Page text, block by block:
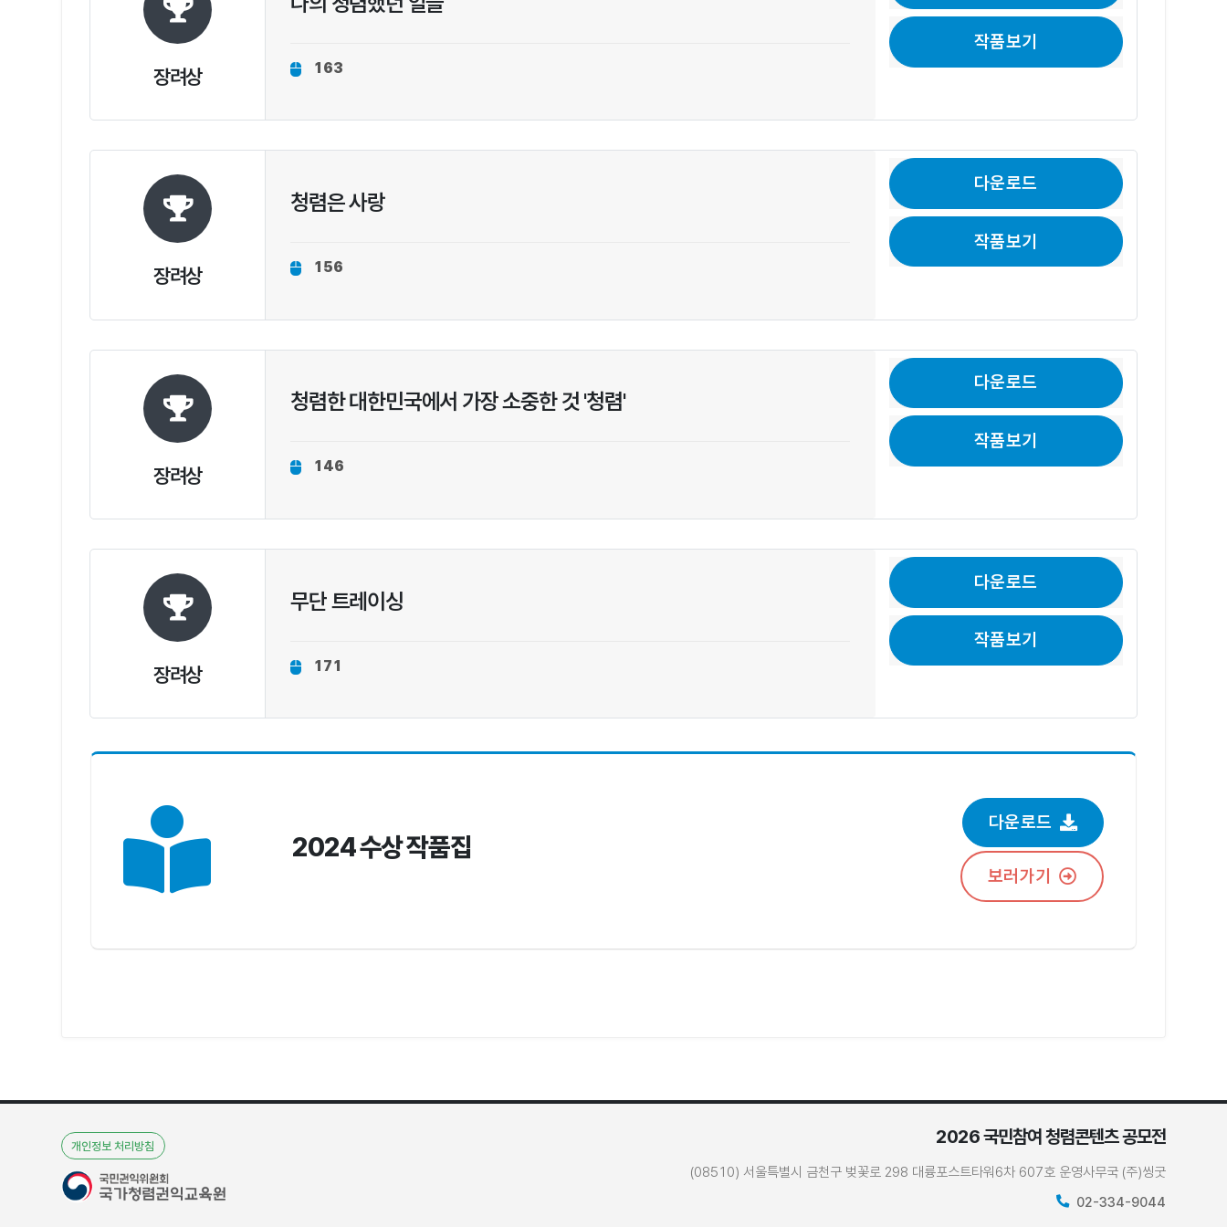
장려상 163
작품보기
장려상
청렴은 사랑
156
다운로드
작품보기
장려상
청렴한 대한민국에서 가장 소중한 것 '청렴'
146
다운로드
작품보기
장려상
무단 트레이싱
171
다운로드
작품보기
2024 수상 작품집
다운로드
보러가기
개인정보 처리방침 2026 국민참여 청렴콘텐츠 공모전
(08510) 서울특별시 금천구 벚꽃로 298 대륭포스트타워6차 607호 운영사무국 (주)씽굿
02-334-9044